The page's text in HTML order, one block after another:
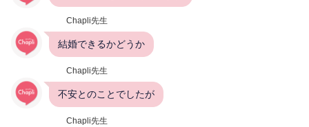
Chapli先生
結婚できるかどうか
Chapli先生
不安とのことでしたが
Chapli先生